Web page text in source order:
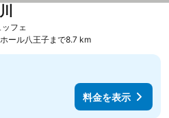
フェ
ール八王子まで8.7 km
料金を表示